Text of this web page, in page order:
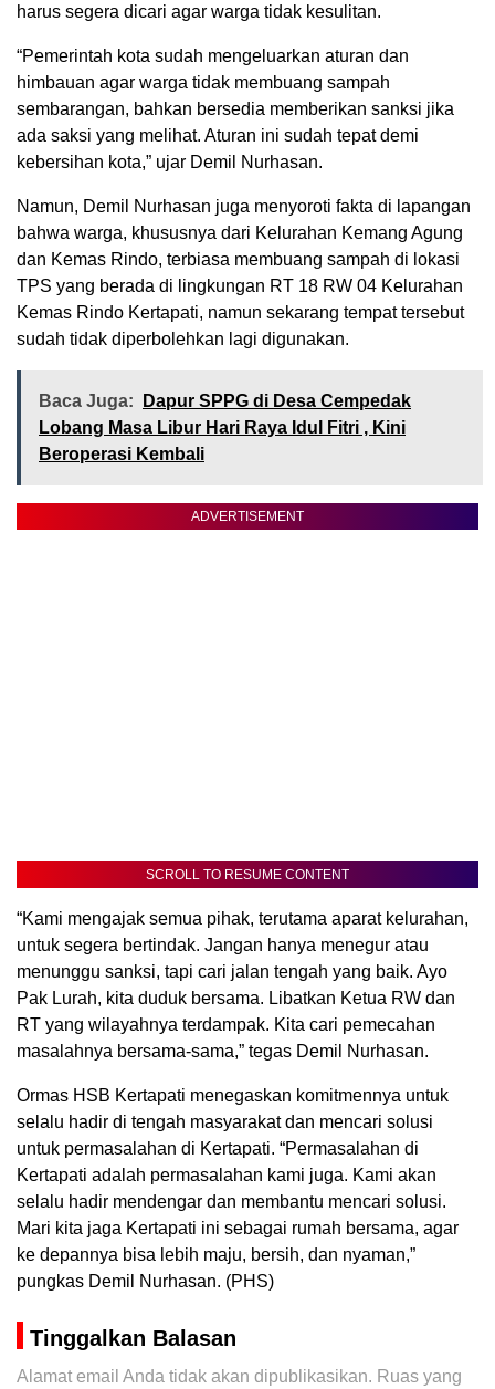
harus segera dicari agar warga tidak kesulitan.
“Pemerintah kota sudah mengeluarkan aturan dan
himbauan agar warga tidak membuang sampah
sembarangan, bahkan bersedia memberikan sanksi jika
ada saksi yang melihat. Aturan ini sudah tepat demi
kebersihan kota,” ujar Demil Nurhasan.
Namun, Demil Nurhasan juga menyoroti fakta di lapangan
bahwa warga, khususnya dari Kelurahan Kemang Agung
dan Kemas Rindo, terbiasa membuang sampah di lokasi
TPS yang berada di lingkungan RT 18 RW 04 Kelurahan
Kemas Rindo Kertapati, namun sekarang tempat tersebut
sudah tidak diperbolehkan lagi digunakan.
Baca Juga:
Dapur SPPG di Desa Cempedak
Lobang Masa Libur Hari Raya Idul Fitri , Kini
Beroperasi Kembali
ADVERTISEMENT
SCROLL TO RESUME CONTENT
“Kami mengajak semua pihak, terutama aparat kelurahan,
untuk segera bertindak. Jangan hanya menegur atau
menunggu sanksi, tapi cari jalan tengah yang baik. Ayo
Pak Lurah, kita duduk bersama. Libatkan Ketua RW dan
RT yang wilayahnya terdampak. Kita cari pemecahan
masalahnya bersama-sama,” tegas Demil Nurhasan.
Ormas HSB Kertapati menegaskan komitmennya untuk
selalu hadir di tengah masyarakat dan mencari solusi
untuk permasalahan di Kertapati. “Permasalahan di
Kertapati adalah permasalahan kami juga. Kami akan
selalu hadir mendengar dan membantu mencari solusi.
Mari kita jaga Kertapati ini sebagai rumah bersama, agar
ke depannya bisa lebih maju, bersih, dan nyaman,”
pungkas Demil Nurhasan. (PHS)
Tinggalkan Balasan
Alamat email Anda tidak akan dipublikasikan. Ruas yang